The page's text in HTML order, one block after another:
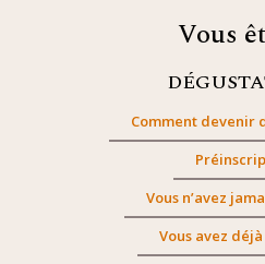
Vous
Comment devenir
Vous n’avez
Vous avez